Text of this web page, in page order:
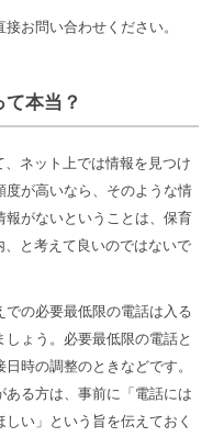
お問い合わせください。
本当？
ネット上では情報を見つけ
度が高いなら、そのような情
がないということは、保育
と考えて良いのではないで
の必要最低限の電話は入る
ょう。必要最低限の電話と
時の調整のときなどです。
る方は、事前に「電話には
い」という旨を伝えておく